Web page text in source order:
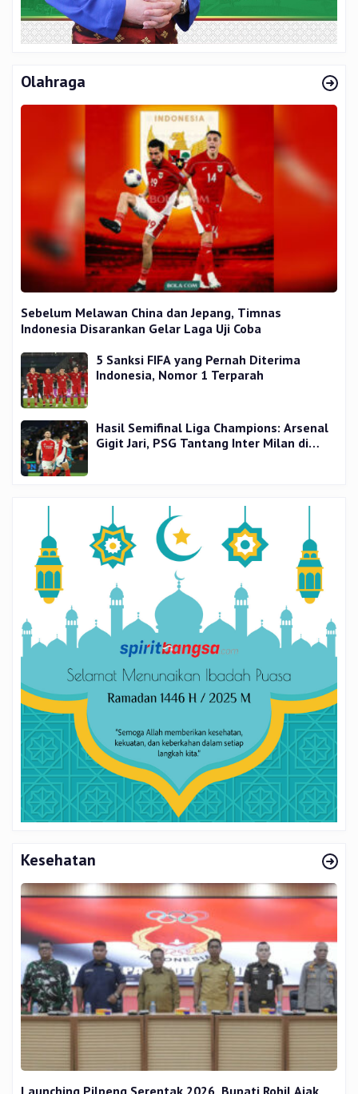
Olahraga
Sebelum Melawan China dan Jepang, Timnas
Indonesia Disarankan Gelar Laga Uji Coba
5 Sanksi FIFA yang Pernah Diterima
Indonesia, Nomor 1 Terparah
Hasil Semifinal Liga Champions: Arsenal
Gigit Jari, PSG Tantang Inter Milan di
Kesehatan